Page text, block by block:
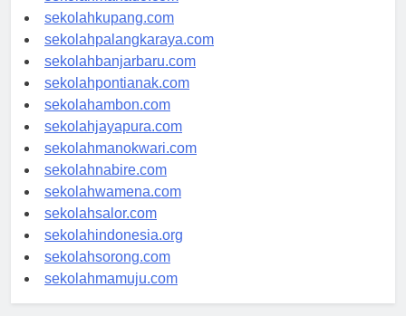
sekolahmanado.com
sekolahkupang.com
sekolahpalangkaraya.com
sekolahbanjarbaru.com
sekolahpontianak.com
sekolahambon.com
sekolahjayapura.com
sekolahmanokwari.com
sekolahnabire.com
sekolahwamena.com
sekolahsalor.com
sekolahindonesia.org
sekolahsorong.com